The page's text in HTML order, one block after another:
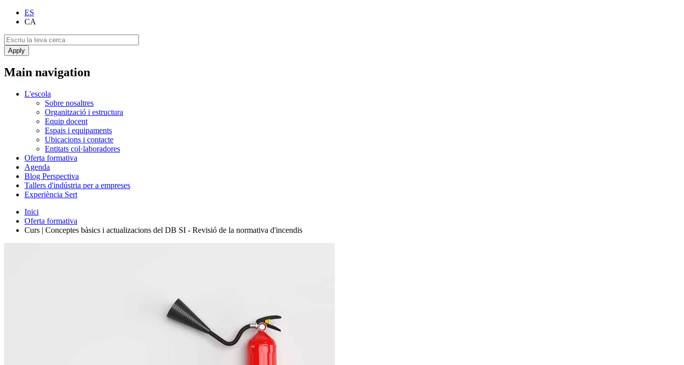
ES
CA
Main navigation
L'escola
Sobre nosaltres
Organització i estructura
Equip docent
Espais i equipaments
Ubicacions i contacte
Entitats col·laboradores
Oferta formativa
Agenda
Blog Perspectiva
Tallers d'indústria per a empreses
Experiència Sert
Inici
Oferta formativa
Curs | Conceptes bàsics i actualizacions del DB SI - Revisió de la normativa d'incendis